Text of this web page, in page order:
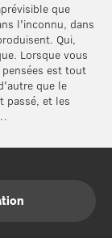
que
l'inconnu, dans
Qui,
Lorsque vous
est tout
que le
passé, et les